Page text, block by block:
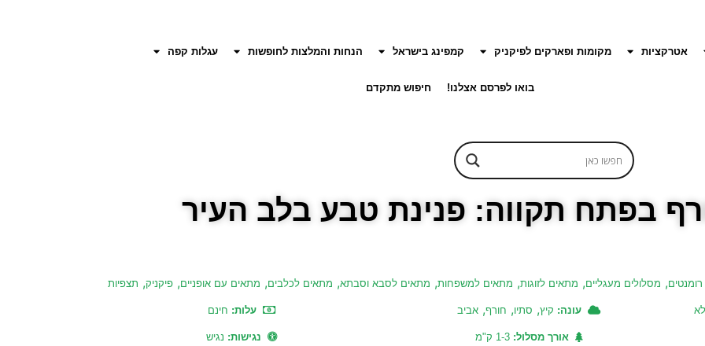
אטרקציות מקומות ופארקים לפיקניק קמפינג בישראל הנחות והמלצות לחופשות עגלות קפה
בואו לפרסם אצלנו! חיפוש מתקדם
בפתח תקווה: פנינת טבע בלב העיר
רומנטים, מסלולים מעגליים, מתאים לזוגות, מתאים למשפחות, מתאים לסבא וסבתא, מתאים לכלבים, מתאים עם אופניים, פיקניק, תצפיות
עונה: קיץ, סתיו, חורף, אביב עלות: חינם
אורך מסלול:1-3 ק"מ נגישות: נגיש